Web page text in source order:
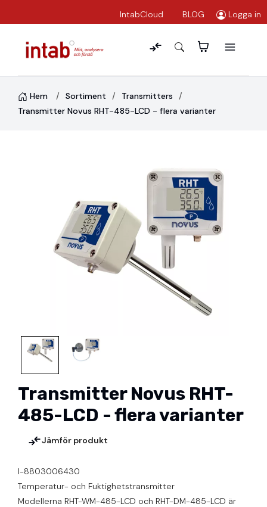
IntabCloud BLOG Logga in
Hem Sortiment
Transmitters
Transmitter Novus RHT-485-LCD - flera varianter
Transmitter Novus RHT-
485-LCD - flera varianter
Jämför produkt
I-8803006430
Temperatur- och Fuktighetstransmitter
Modellerna RHT-WM-485-LCD och RHT-DM-485-LCD är